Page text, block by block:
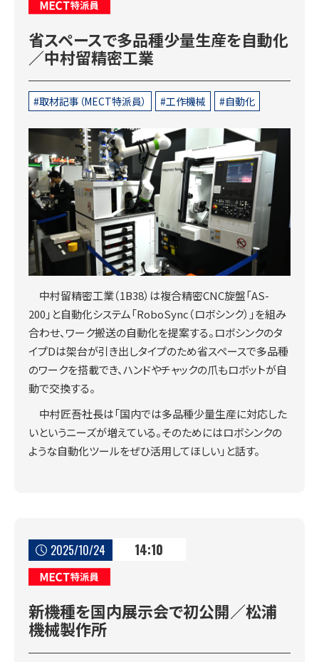
MECT特派員
省スペースで多品種少量生産を自動化
／中村留精密工業
取材記事（MECT特派員） 工作機械 自動化
中村留精密工業（1B38）は複合精密CNC旋盤「AS-
200」と自動化システム「RoboSync（ロボシンク）」を組み
合わせ、ワーク搬送の自動化を提案する。ロボシンクのタ
イプDは架台が引き出しタイプのため省スペースで多品種
のワークを搭載でき、ハンドやチャックの爪もロボットが自
動で交換する。
中村匠吾社長は「国内では多品種少量生産に対応した
いというニーズが増えている。そのためにはロボシンクの
ような自動化ツールをぜひ活用してほしい」と話す。
2025/10/24 14:10
MECT特派員
新機種を国内展示会で初公開／松浦
機械製作所